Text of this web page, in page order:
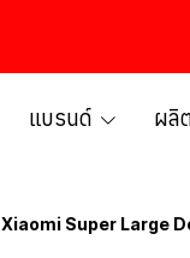
แบรนด์ ผลิ
Xiaomi Super Large